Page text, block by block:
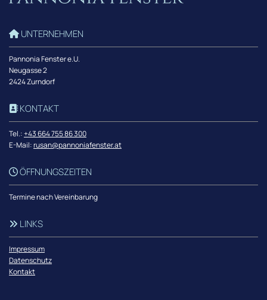
 UNTERNEHMEN
Pannonia Fenster e.U.
Neugasse 2
2424 Zurndorf
 KONTAKT
Tel.:+43 664 755 86 300
E-Mail:rusan@pannoniafenster.at
 ÖFFNUNGSZEITEN
Termine nach Vereinbarung
 LINKS
Impressum
Datenschutz
Kontakt